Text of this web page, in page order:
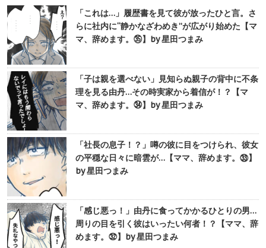
「これは…」履歴書を見て彼が放ったひと言。さ
らに社内に“静かなざわめき”が広がり始めた【マ
マ、辞めます。㉟】by 星田つまみ
「子は親を選べない」見知らぬ親子の背中に不条
理を見る由丹…その時実家から着信が！？【マ
マ、辞めます。㉞】by 星田つまみ
「社長の息子！？」噂の彼に目をつけられ、彼女
の平穏な日々に暗雲が…【ママ、辞めます。㉝】
by 星田つまみ
「感じ悪っ！」由丹に食ってかかるひとりの男…
周りの目を引く彼はいったい何者！？【ママ、辞
めます。㉜】by 星田つまみ